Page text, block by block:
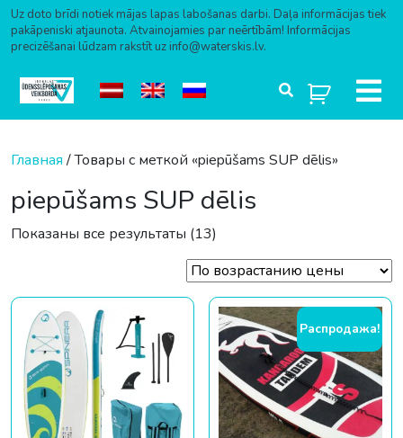
Uz doto brīdi notiek mājas lapas labošanas darbi. Daļa informācijas tiek
pakāpeniski atjaunota. Atvainojamies par neērtībām! Informācijas
precizēšanai lūdzam rakstīt uz info@waterskis.lv.
Главная/ Товары с меткой «piepūšams SUP dēlis»
piepūšams SUP dēlis
Показаны все результаты (13)
Распродажа!